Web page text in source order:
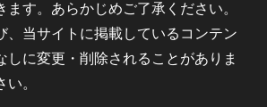
ます。あらかじめご了承ください。
、当サイトに掲載しているコンテン
しに変更・削除されることがありま
。